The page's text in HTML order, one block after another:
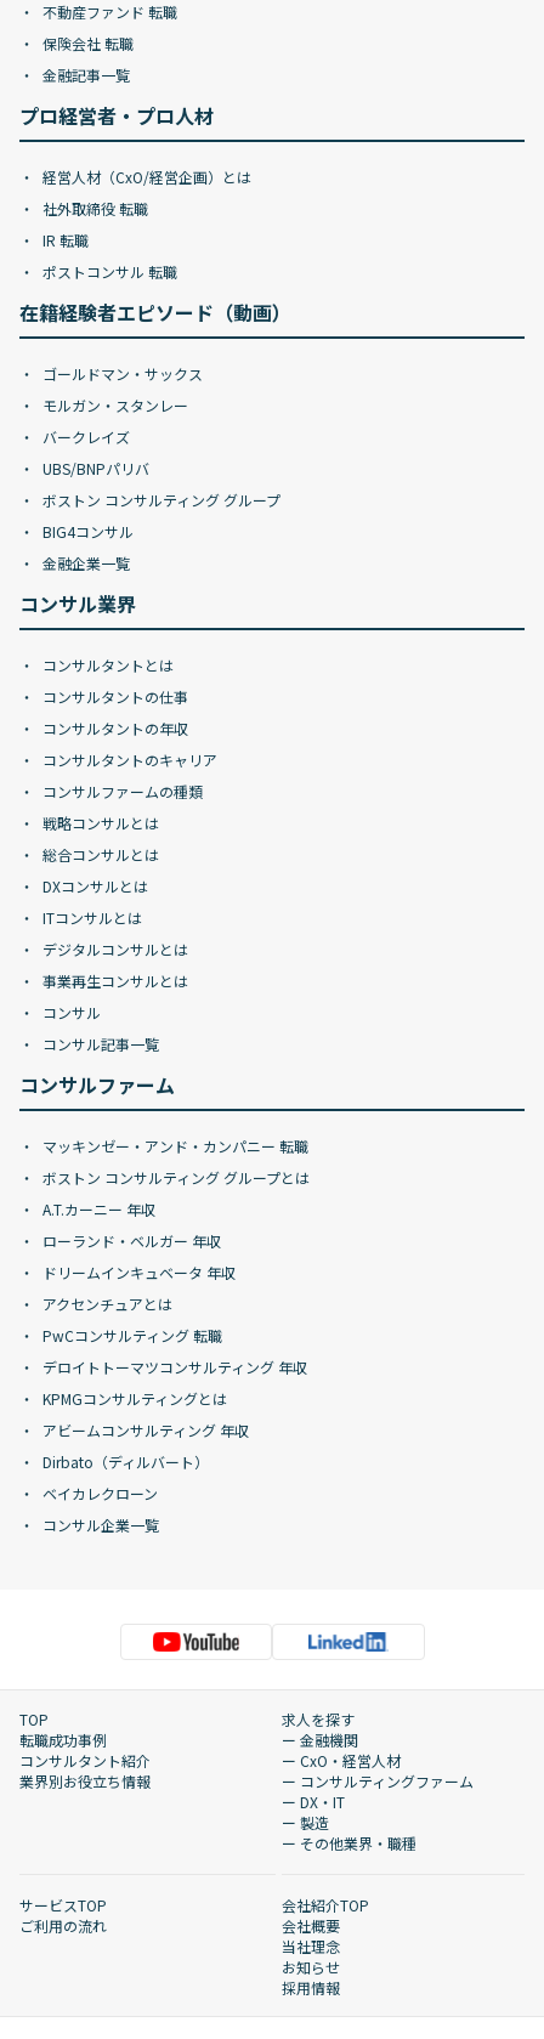
不動産ファンド 転職
保険会社 転職
金融記事一覧
プロ経営者・プロ人材
経営人材（CxO/経営企画）とは
社外取締役 転職
IR 転職
ポストコンサル 転職
在籍経験者エピソード（動画）
ゴールドマン・サックス
モルガン・スタンレー
バークレイズ
UBS/BNPパリバ
ボストン コンサルティング グループ
BIG4コンサル
金融企業一覧
コンサル業界
コンサルタントとは
コンサルタントの仕事
コンサルタントの年収
コンサルタントのキャリア
コンサルファームの種類
戦略コンサルとは
総合コンサルとは
DXコンサルとは
ITコンサルとは
デジタルコンサルとは
事業再生コンサルとは
コンサル
コンサル記事一覧
コンサルファーム
マッキンゼー・アンド・カンパニー 転職
ボストン コンサルティング グループとは
A.T.カーニー 年収
ローランド・ベルガー 年収
ドリームインキュベータ 年収
アクセンチュアとは
PwCコンサルティング 転職
デロイトトーマツコンサルティング 年収
KPMGコンサルティングとは
アビームコンサルティング 年収
Dirbato（ディルバート）
ベイカレクローン
コンサル企業一覧
TOP
転職成功事例
コンサルタント紹介
業界別お役立ち情報
求人を探す
ー 金融機関
ー CxO・経営人材
ー コンサルティングファーム
ー DX・IT
ー 製造
ー その他業界・職種
サービスTOP
ご利用の流れ
会社紹介TOP
会社概要
当社理念
お知らせ
採用情報